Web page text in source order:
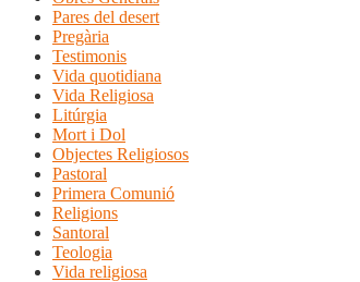
Pares del desert
Pregària
Testimonis
Vida quotidiana
Vida Religiosa
Litúrgia
Mort i Dol
Objectes Religiosos
Pastoral
Primera Comunió
Religions
Santoral
Teologia
Vida religiosa